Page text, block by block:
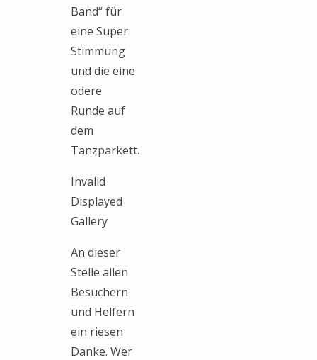
Band“ für
eine Super
Stimmung
und die eine
odere
Runde auf
dem
Tanzparkett.
Invalid
Displayed
Gallery
An dieser
Stelle allen
Besuchern
und Helfern
ein riesen
Danke. Wer